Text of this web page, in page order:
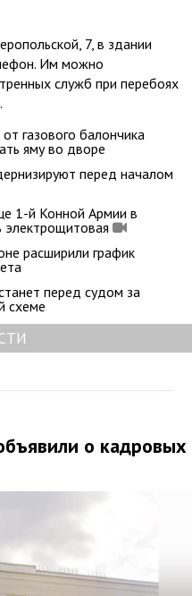
7, в здании
Им можно
служб при перебоях
газового балончика
яму во дворе
перед началом
1-й Конной Армии в
электрощитовая
расширили график
перед судом за
схеме
о кадровых